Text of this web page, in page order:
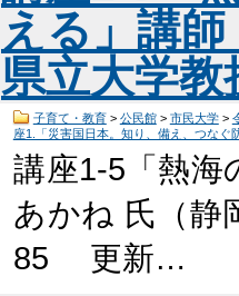
える」講
県立大学
子育て・教育> 公民館> 市民大学>
座1.「災害国日本。知り、備え、つなぐ
講座1-5「熱
あかね 氏（静
85 更新…